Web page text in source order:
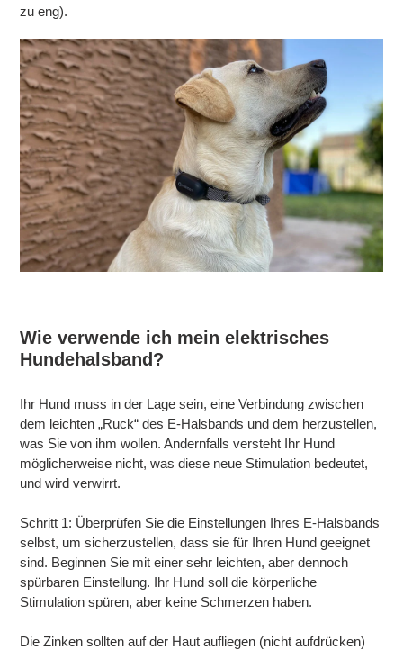
zu eng).
Wie verwende ich mein elektrisches
Hundehalsband?
Ihr Hund muss in der Lage sein, eine Verbindung zwischen
dem leichten „Ruck“ des E-Halsbands und dem herzustellen,
was Sie von ihm wollen. Andernfalls versteht Ihr Hund
möglicherweise nicht, was diese neue Stimulation bedeutet,
und wird verwirrt.
Schritt 1: Überprüfen Sie die Einstellungen Ihres E-Halsbands
selbst, um sicherzustellen, dass sie für Ihren Hund geeignet
sind. Beginnen Sie mit einer sehr leichten, aber dennoch
spürbaren Einstellung. Ihr Hund soll die körperliche
Stimulation spüren, aber keine Schmerzen haben.
Die Zinken sollten auf der Haut aufliegen (nicht aufdrücken)